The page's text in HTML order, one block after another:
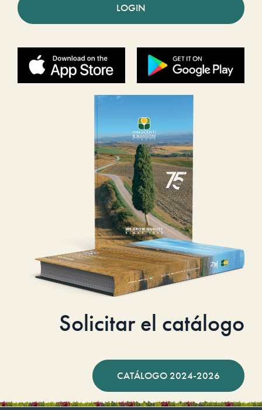
LOGIN
Solicitar el catálogo
CATÁLOGO 2024-2026